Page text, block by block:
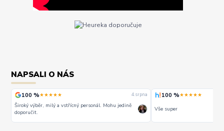
NAPSALI O NÁS
100 %★★★★★ 4. srpna
Široký výběr, milý a vstřícný personál. Mohu jedině
doporučit.
100 %★★★★★
Vše super